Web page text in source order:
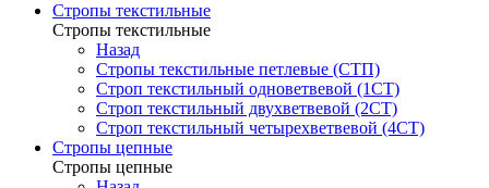
Стропы текстильные
Стропы текстильные
Назад
Стропы текстильные петлевые (СТП)
Строп текстильный одноветвевой (1СТ)
Строп текстильный двухветвевой (2СТ)
Строп текстильный четырехветвевой (4СТ)
Стропы цепные
Стропы цепные